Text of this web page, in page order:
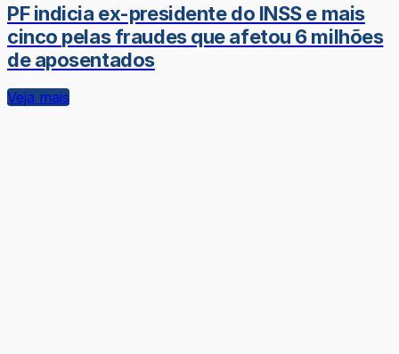
PF indicia ex-presidente do INSS e mais
cinco pelas fraudes que afetou 6 milhões
de aposentados
Veja mais